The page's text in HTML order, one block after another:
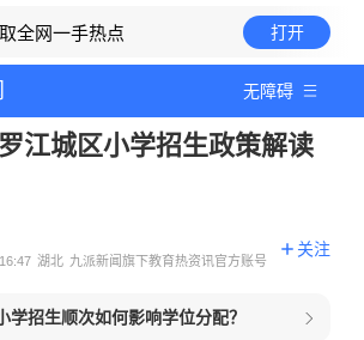
全网一手热点 打开
无障碍
江城区小学招生政策解读
湖北 九派新闻旗下教育热资讯官方账号
关注
学招生顺次如何影响学位分配？